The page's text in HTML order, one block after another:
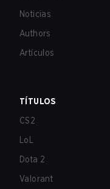
Noticias
Authors
Artículos
TÍTULOS
CS2
LoL
Dota 2
Valorant